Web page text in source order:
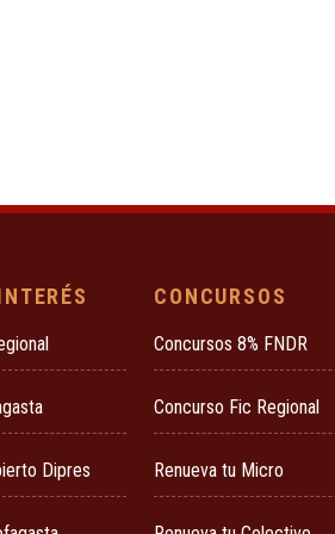
Dipres
CONCURSOS
Concursos 8% FNDR
Concurso Fic Regional
Renueva tu Micro